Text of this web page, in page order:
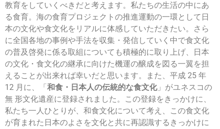
教育をしていくべきだと考えます。私たちの生活の中にあ
る食育。海の食育プロジェクトの推進運動の一環として日
本の文化や食文化をリアルに体感していただきたい。さら
に全国各地の事例や手法を収集・発信していく中で食文化
の普及啓発に係る取組についても積極的に取り上げ、日本
の文化・食文化の継承に向けた機運の醸成を図る一翼を担
えることが出来れば幸いだと思います。また、平成 25 年
12 月に、「 和食・日本人の伝統的な食文化」がユネスコの
無 形文化遺産に登録されました。この登録をきっかけに、
私たち一人ひとりが、和食文化について考え、この食文化
が育まれた日本のよさを文化と共に再認識するきっかけに